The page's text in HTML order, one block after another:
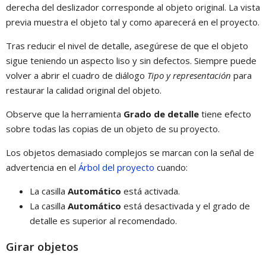
derecha del deslizador corresponde al objeto original. La vista
previa muestra el objeto tal y como aparecerá en el proyecto.
Tras reducir el nivel de detalle, asegúrese de que el objeto
sigue teniendo un aspecto liso y sin defectos. Siempre puede
volver a abrir el cuadro de diálogo Tipo y representación para
restaurar la calidad original del objeto.
Observe que la herramienta Grado de detalle tiene efecto
sobre todas las copias de un objeto de su proyecto.
Los objetos demasiado complejos se marcan con la señal de
advertencia en el Árbol del proyecto cuando:
La casilla Automático está activada.
La casilla Automático está desactivada y el grado de
detalle es superior al recomendado.
Girar objetos